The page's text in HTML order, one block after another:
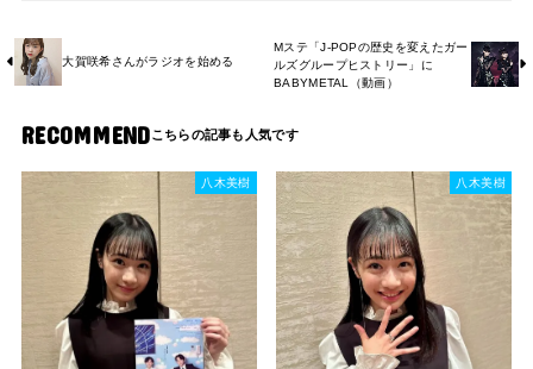
大賀咲希さんがラジオを始める
Mステ「J-POPの歴史を変えたガー
ルズグループヒストリー」に
BABYMETAL（動画）
RECOMMEND
八木美樹 八木美樹